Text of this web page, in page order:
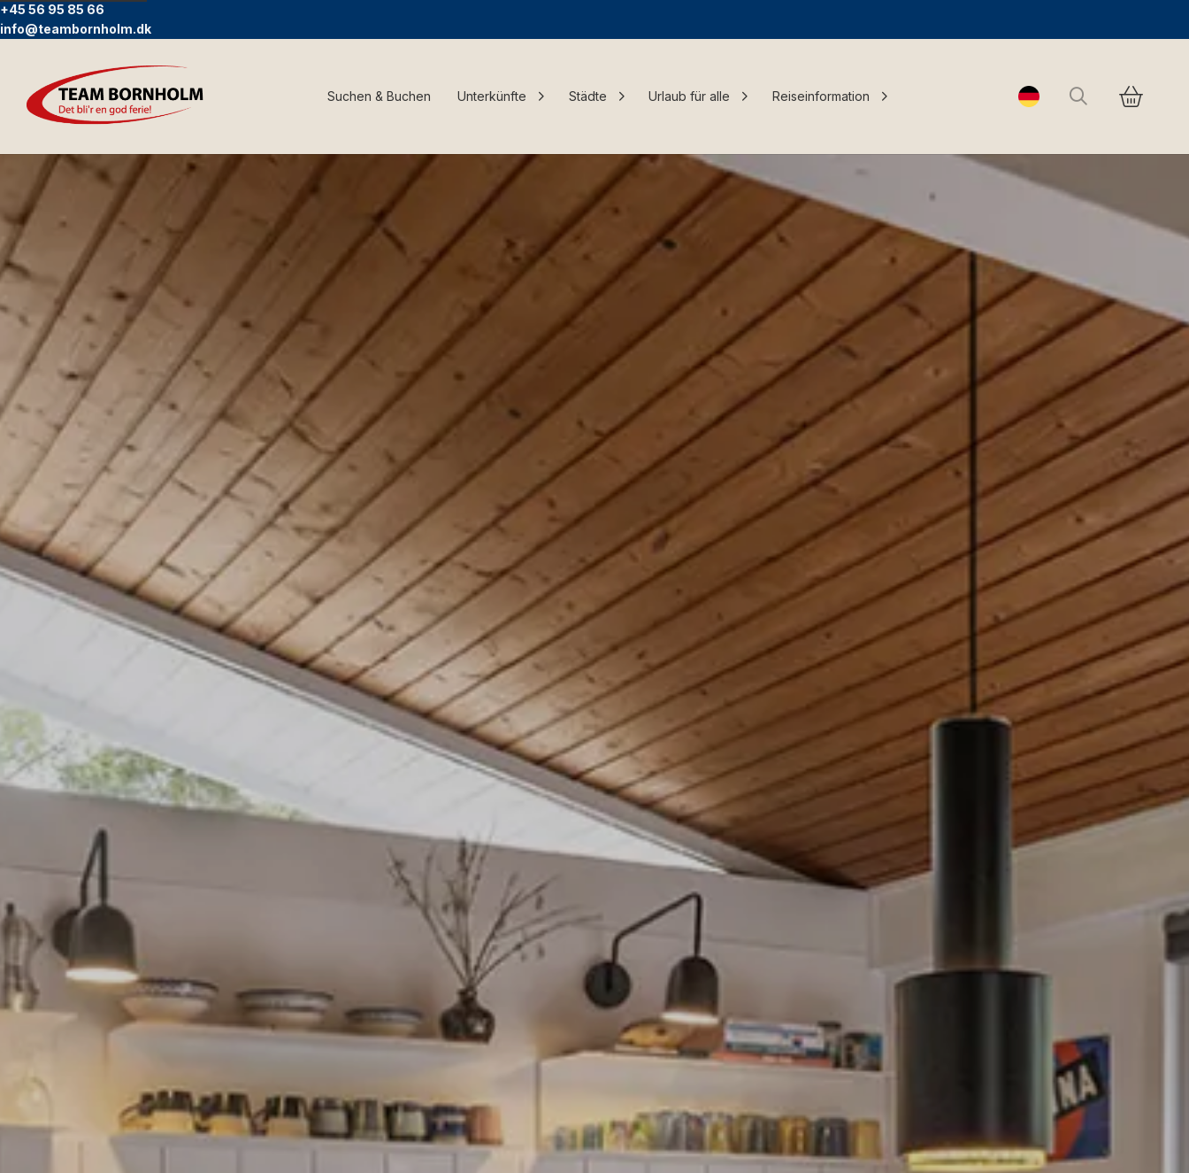
+45 56 95 85 66
info@teambornholm.dk
Suchen & Buchen Unterkünfte Städte Urlaub für alle Reiseinformation Change language
Suchen